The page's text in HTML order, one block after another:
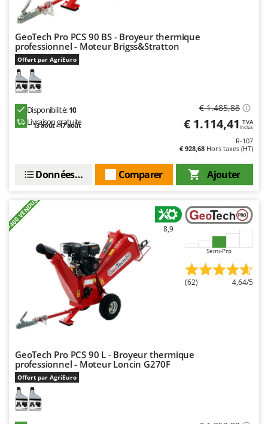
Troy-Bilt
U
Udor
Unger
V
Verdemax
Vesco
Volpi
WIDU
Wortex
Yard Force
Zephir
ZGrills
Zodiac
Zomax
GeoTech Pro PCS 90 BS - Broyeur thermique
professionnel - Moteur Brigss&Stratton
Offert par AgriEuro
Disponibilité:10
Livraison gratuite
13 août - 17 août
€ 1.485,88
€ 1.114,41 TVA
Inclus
R-107
€ 928,68 Hors taxes (HT)
Ajouter
Comparer
Données techniques
+400 VENDUS 8,9
Semi-Pro
(62) 4,64/5
GeoTech Pro PCS 90 L - Broyeur thermique
professionnel - Moteur Loncin G270F
Offert par AgriEuro